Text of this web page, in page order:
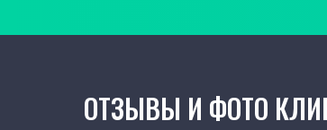
ОТЗЫВЫ И ФОТО